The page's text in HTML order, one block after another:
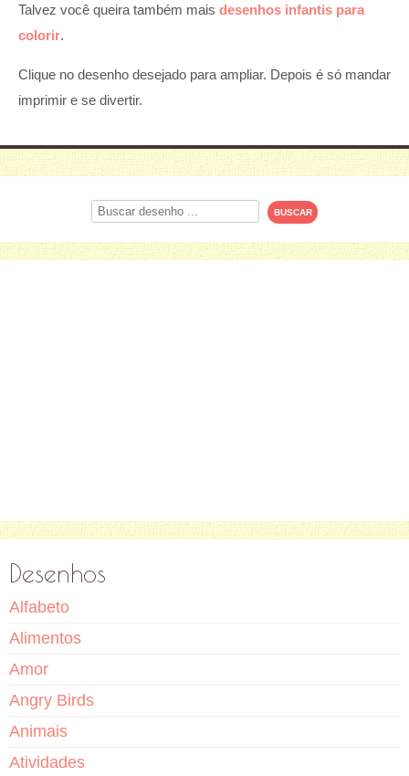
Talvez você queira também mais desenhos infantis para
colorir.
Clique no desenho desejado para ampliar. Depois é só mandar
imprimir e se divertir.
Procurar
Desenhos
Alfabeto
Alimentos
Amor
Angry Birds
Animais
Atividades